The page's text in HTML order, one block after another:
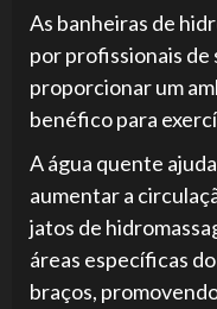
As banheiras de
por profissionais de
proporcionar um
benéfico para
A água quente
aumentar a
jatos de
áreas específicas
braços,